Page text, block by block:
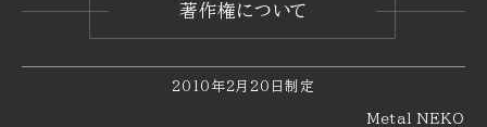
著作権について
2010年2月20日制定
Metal NEKO